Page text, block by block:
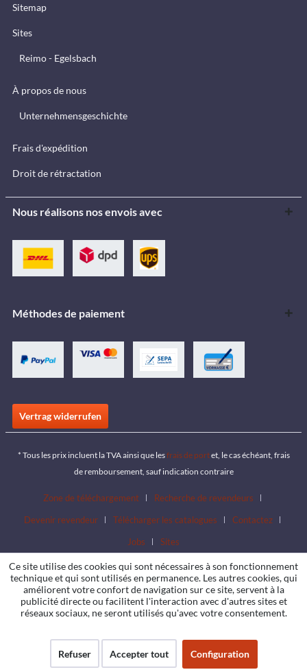
Sitemap
Sites
Reimo - Egelsbach
À propos de nous
Unternehmensgeschichte
Frais d'expédition
Droit de rétractation
Nous réalisons nos envois avec
Méthodes de paiement
Vertrag widerrufen
* Tous les prix incluent la TVA ainsi que lesfrais de portet, le cas échéant, frais
de remboursement, sauf indication contraire
Zone de téléchargement
Recherche de revendeurs
Devenir revendeur
Télécharger les catalogues
Contactez
Jobs
Sites
Ce site utilise des cookies qui sont nécessaires à son fonctionnement
technique et qui sont utilisés en permanence. Les autres cookies, qui
améliorent votre confort de navigation sur ce site, servent à la
publicité directe ou facilitent l'interaction avec d'autres sites et
réseaux sociaux, ne seront utilisés qu'avec votre consentement.
Refuser Accepter tout Configuration